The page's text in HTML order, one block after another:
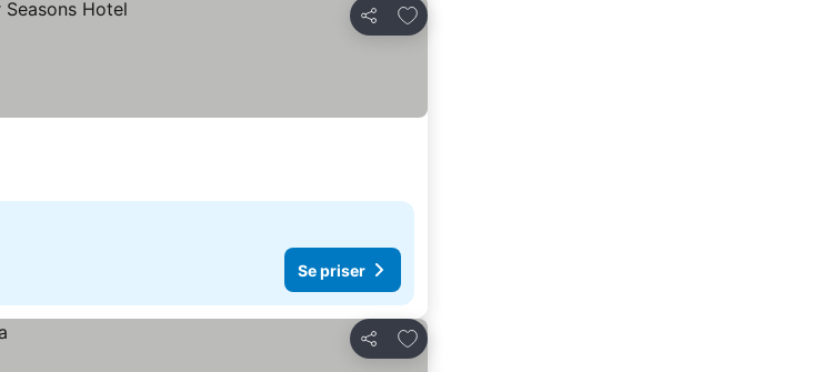
Dela
Lägg till i Mina Favoriter
Se priser
Dela
Lägg till i Mina Favoriter